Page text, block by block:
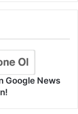
Google News